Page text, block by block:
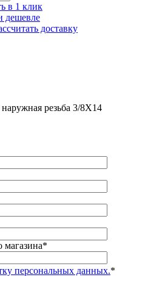
в 1 клик
дешевле
доставку
резьба 3/8X14
магазина*
персональных данных.*